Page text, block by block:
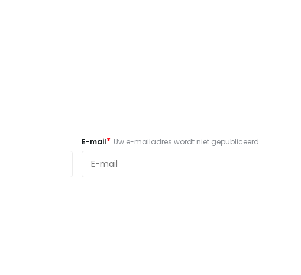
E-mail* Uw e-mailadres wordt niet gepubliceerd.